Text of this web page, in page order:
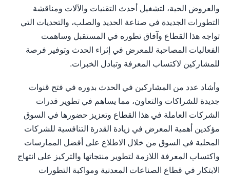
والعروض الحية، لتشغيل أحدث التقنيات والآلات ومناقشة
التطورات الجديدة في صناعة الحديد والصلب، والتحديات التي
تواجه هذا القطاع وآفاق تطوره في المستقبل وساهمت
الفعاليات المصاحبة للمعرض في إثراء الحدث وتوفير فرصة
للمشاركين لاكتساب المعرفة وتبادل الخبرات.
وأشاد عدد من المشاركين في الحدث بدوره في فتح قنوات
جديدة للشراكات والتعاون، مما يساهم في تطوير قدرات
الشركات العاملة في هذا القطاع وتعزيز حضورها في السوق
مؤكدين أهمية المعرض في زيادة القدرة التنافسية للشركات
المحلية في السوق من خلال الاطلاع على أفضل الممارسات
واكتساب المعرفة اللازمة لتطوير منتجاتها والتركيز على انتهاج
الابتكار في قطاع الصناعات المعدنية ومواكبة التطورات